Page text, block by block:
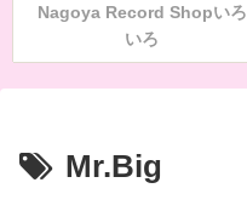
Nagoya Record Shopいろ
いろ
Mr.Big